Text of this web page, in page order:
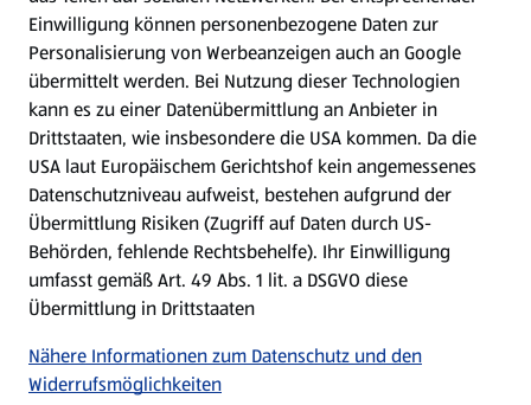
Kochen für Kinder
Rezepte entdecken
Einwilligung können personenbezogene Daten zur
Personalisierung von Werbeanzeigen auch an Google
übermittelt werden. Bei Nutzung dieser Technologien
kann es zu einer Datenübermittlung an Anbieter in
Drittstaaten, wie insbesondere die USA kommen. Da die
USA laut Europäischem Gerichtshof kein angemessenes
Datenschutzniveau aufweist, bestehen aufgrund der
Übermittlung Risiken (Zugriff auf Daten durch US-
Behörden, fehlende Rechtsbehelfe). Ihr Einwilligung
umfasst gemäß Art. 49 Abs. 1 lit. a DSGVO diese
Übermittlung in Drittstaaten
Nähere Informationen zum Datenschutz und den
Widerrufsmöglichkeiten